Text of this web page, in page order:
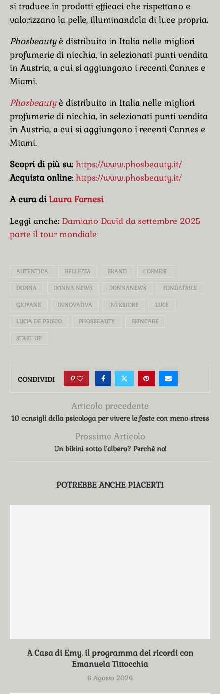
si traduce in prodotti efficaci che rispettano e
valorizzano la pelle, illuminandola di luce propria.
Phosbeautyè distribuito in Italia nelle migliori
profumerie di nicchia, in selezionati punti vendita
in Austria, a cui si aggiungono i recenti Cannes e
Miami.
Phosbeautyè distribuito in Italia nelle migliori
profumerie di nicchia, in selezionati punti vendita
in Austria, a cui si aggiungono i recenti Cannes e
Miami.
Scopri di più su: https://www.phosbeauty.it/
Acquista online: https://www.phosbeauty.it/
A cura diLaura Farnesi
Leggi anche: Damiano David da settembre 2025
parte il tour mondiale
AUTENTICA BELLEZZA BRAND COSMESI
DONNA DONNA NEWS DONNANEWS FONDATRICE
GIOVANE INNOVATIVA INTERIORE LUCE
LUCIA DE PRISCO PHOSBEAUTY SKINCARE
START UP
CONDIVIDI 0
Articolo precedente
10 consigli della psicologa per vivere le feste con meno stress
Prossimo Articolo
Un bikini sotto l’albero? Perché no!
POTREBBE ANCHE PIACERTI
A Casa di Emy, il programma dei ricordi con
Emanuela Tittocchia
6 Agosto 2026